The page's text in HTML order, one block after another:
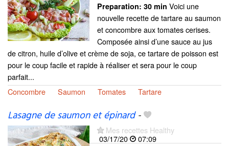
Preparation: 30 min Voici une
nouvelle recette de tartare au saumon
et concombre aux tomates cerises.
Composée ainsi d’une sauce au jus
de citron, huile d’olive et crème de soja, ce tartare de poisson est
pour le coup facile et rapide à réaliser et sera pour le coup
parfait...
Concombre
Saumon Tomates Tartare
Lasagne de saumon et épinard-
Mes recettes Healthy
03/17/20
07:09